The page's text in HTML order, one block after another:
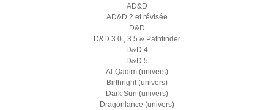
AD&D
AD&D 2 et révisée
D&D
D&D 3.0 , 3.5 & Pathfinder
D&D 4
D&D 5
Al-Qadim (univers)
Birthright (univers)
Dark Sun (univers)
Dragonlance (univers)